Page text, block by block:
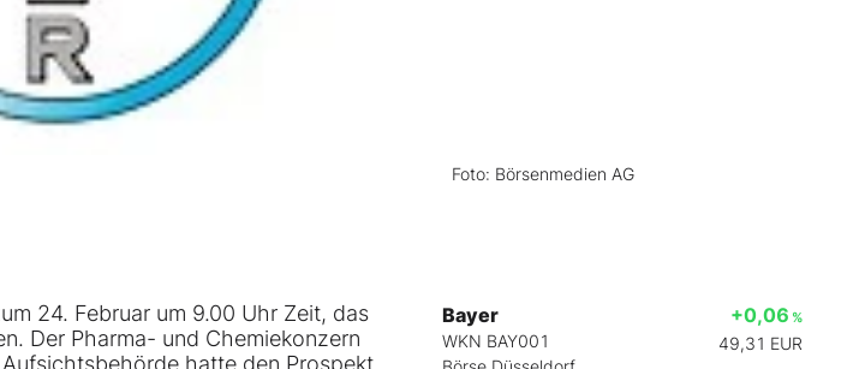
Foto: Börsenmedien AG
24. Februar um 9.00 Uhr Zeit, das
Der Pharma- und Chemiekonzern
hatte den Prospekt
Bayer
WKN BAY001
+0,06 %
49,31 EUR